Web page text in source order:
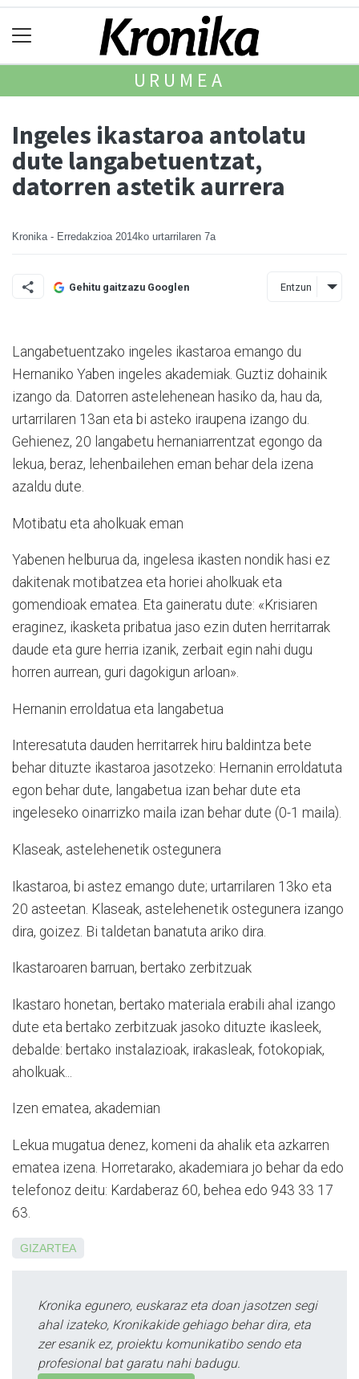
URUMEA
Ingeles ikastaroa antolatu
dute langabetuentzat,
datorren astetik aurrera
Kronika - Erredakzioa 2014ko urtarrilaren 7a
Gehitu gaitzazu Googlen Entzun
Langabetuentzako ingeles ikastaroa emango du
Hernaniko Yaben ingeles akademiak. Guztiz dohainik
izango da. Datorren astelehenean hasiko da, hau da,
urtarrilaren 13an eta bi asteko iraupena izango du.
Gehienez, 20 langabetu hernaniarrentzat egongo da
lekua, beraz, lehenbailehen eman behar dela izena
azaldu dute.
Motibatu eta aholkuak eman
Yabenen helburua da, ingelesa ikasten nondik hasi ez
dakitenak motibatzea eta horiei aholkuak eta
gomendioak ematea. Eta gaineratu dute: «Krisiaren
eraginez, ikasketa pribatua jaso ezin duten herritarrak
daude eta gure herria izanik, zerbait egin nahi dugu
horren aurrean, guri dagokigun arloan».
Hernanin erroldatua eta langabetua
Interesatuta dauden herritarrek hiru baldintza bete
behar dituzte ikastaroa jasotzeko: Hernanin erroldatuta
egon behar dute, langabetua izan behar dute eta
ingeleseko oinarrizko maila izan behar dute (0-1 maila).
Klaseak, astelehenetik ostegunera
Ikastaroa, bi astez emango dute; urtarrilaren 13ko eta
20 asteetan. Klaseak, astelehenetik ostegunera izango
dira, goizez. Bi taldetan banatuta ariko dira.
Ikastaroaren barruan, bertako zerbitzuak
Ikastaro honetan, bertako materiala erabili ahal izango
dute eta bertako zerbitzuak jasoko dituzte ikasleek,
debalde: bertako instalazioak, irakasleak, fotokopiak,
aholkuak...
Izen ematea, akademian
Lekua mugatua denez, komeni da ahalik eta azkarren
ematea izena. Ho­rretarako, akademiara jo behar da edo
telefonoz deitu: Kardaberaz 60, behea edo 943 33 17
63.
GIZARTEA
Kronika egunero, euskaraz eta doan jasotzen segi
ahal izateko, Kronikakide gehiago behar dira, eta
zer esanik ez, proiektu komunikatibo sendo eta
profesional bat garatu nahi badugu.